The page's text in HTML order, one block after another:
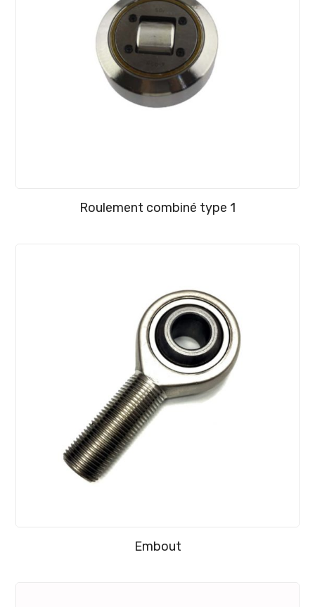
Roulement combiné type 1
Embout